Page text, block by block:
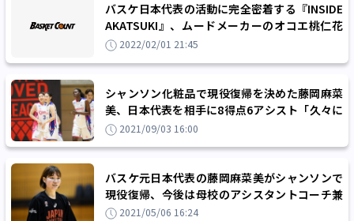
バスケ日本代表の活動に完全密着する『INSIDE
AKATSUKI』、ムードメーカーのオコエ桃仁花
は周囲も認める成長株！
2022/02/01 21:45
シャンソン化粧品で現役復帰を決めた藤岡麻菜
美、日本代表を相手に8得点6アシスト「久々に
この舞台に帰ってきて楽しかった」
2021/09/03 16:00
バスケ元日本代表の藤岡麻菜美がシャンソンで
現役復帰、今後は母校のアシスタントコーチ兼
選手として二足の草鞋を履く
2021/05/06 16:24